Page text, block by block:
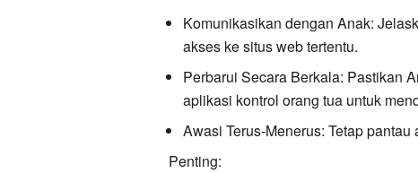
Komunikasikan dengan Anak:
akses ke situs web tertentu.
Perbarui Secara Berkala: Pastikan
aplikasi kontrol orang tua untuk
Awasi Terus-Menerus: Tetap pantau
Penting: